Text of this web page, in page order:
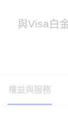
與Visa白
權益與服務